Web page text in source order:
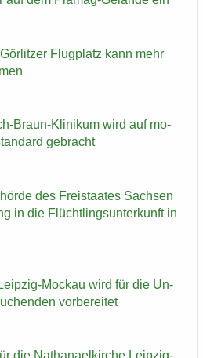
Flug­platz kann mehr
​Braun-Klinikum wird auf mo­
ge­bracht
des Frei­staa­tes Sach­sen
in die Flücht­lings­un­ter­kunft in
​Mockau wird für die Un­
vor­be­rei­tet